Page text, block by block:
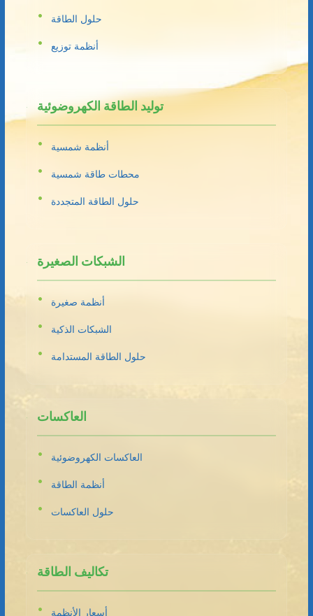
حلول الطاقة
أنظمة توزيع
توليد الطاقة الكهروضوئية
أنظمة شمسية
محطات طاقة شمسية
حلول الطاقة المتجددة
الشبكات الصغيرة
أنظمة صغيرة
الشبكات الذكية
حلول الطاقة المستدامة
العاكسات
العاكسات الكهروضوئية
أنظمة الطاقة
حلول العاكسات
تكاليف الطاقة
أسعار الأنظمة